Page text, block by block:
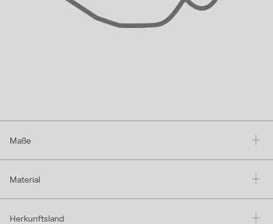
Maße
Material
Herkunftsland